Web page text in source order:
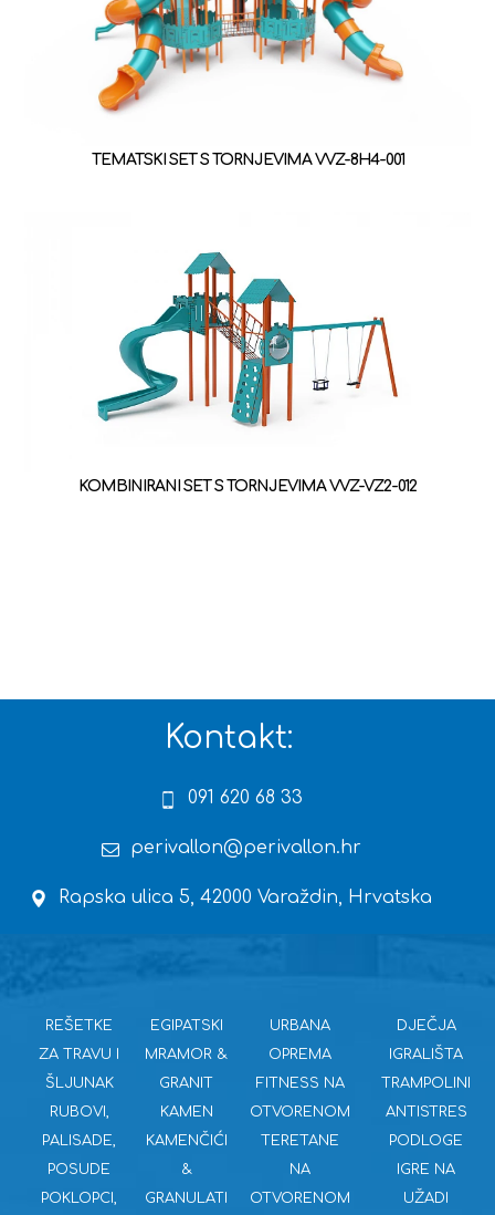
TEMATSKI SET S TORNJEVIMA VVZ-8H4-001
KOMBINIRANI SET S TORNJEVIMA VVZ-VZ2-012
Kontakt:
091 620 68 33
perivallon@perivallon.hr
Rapska ulica 5, 42000 Varaždin, Hrvatska
REŠETKE
ZA TRAVU I
ŠLJUNAK
RUBOVI,
PALISADE,
POSUDE
POKLOPCI,
EGIPATSKI
MRAMOR &
GRANIT
KAMEN
KAMENČIĆI
&
GRANULATI
URBANA
OPREMA
FITNESS NA
OTVORENOM
TERETANE
NA
OTVORENOM
DJEČJA
IGRALIŠTA
TRAMPOLINI
ANTISTRES
PODLOGE
IGRE NA
UŽADI